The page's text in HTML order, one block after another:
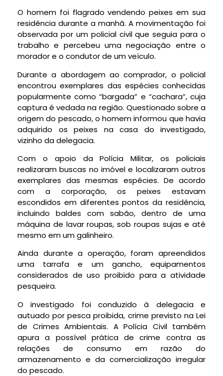
O homem foi flagrado vendendo peixes em sua
residência durante a manhã. A movimentação foi
observada por um policial civil que seguia para o
trabalho e percebeu uma negociação entre o
morador e o condutor de um veículo.
Durante a abordagem ao comprador, o policial
encontrou exemplares das espécies conhecidas
popularmente como “bargada” e “cachara”, cuja
captura é vedada na região. Questionado sobre a
origem do pescado, o homem informou que havia
adquirido os peixes na casa do investigado,
vizinho da delegacia.
Com o apoio da Polícia Militar, os policiais
realizaram buscas no imóvel e localizaram outros
exemplares das mesmas espécies. De acordo
com a corporação, os peixes estavam
escondidos em diferentes pontos da residência,
incluindo baldes com sabão, dentro de uma
máquina de lavar roupas, sob roupas sujas e até
mesmo em um galinheiro.
Ainda durante a operação, foram apreendidos
uma tarrafa e um gancho, equipamentos
considerados de uso proibido para a atividade
pesqueira.
O investigado foi conduzido à delegacia e
autuado por pesca proibida, crime previsto na Lei
de Crimes Ambientais. A Polícia Civil também
apura a possível prática de crime contra as
relações de consumo em razão do
armazenamento e da comercialização irregular
do pescado.